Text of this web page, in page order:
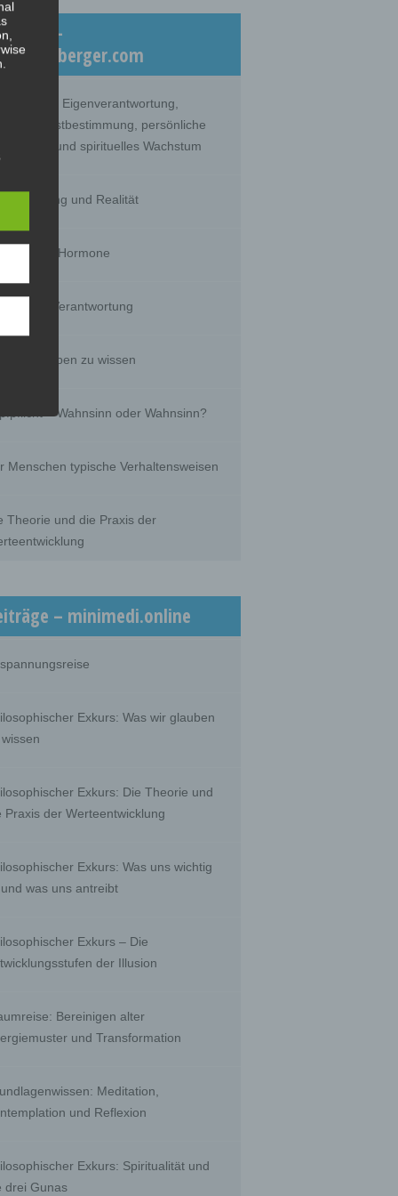
–
Eigenverantwortung,
Selbstbestimmung, persönliche
und spirituelles Wachstum
und Realität
und Hormone
und Verantwortung
wir glauben zu wissen
– Wahnsinn oder Wahnsinn?
Menschen typische Verhaltensweisen
Theorie und die Praxis der
– minimedi.online
Exkurs: Was wir glauben
Exkurs: Die Theorie und
Praxis der Werteentwicklung
Exkurs: Was uns wichtig
was uns antreibt
Exkurs – Die
der Illusion
Bereinigen alter
und Transformation
Meditation,
und Reflexion
Exkurs: Spiritualität und
drei Gunas
use
to
with
than